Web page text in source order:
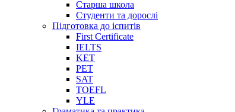
Старша школа
Студенти та дорослі
Підготовка до іспитів
First Certificate
IELTS
KET
PET
SAT
TOEFL
YLE